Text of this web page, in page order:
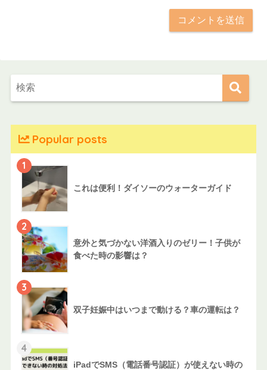
Popular posts
1
これは便利！ダイソーのウォーターガイド
2
意外と気づかない洋酒入りのゼリー！子供が
食べた時の影響は？
3
双子妊娠中はいつまで動ける？車の運転は？
4
iPadでSMS（電話番号認証）が使えない時の